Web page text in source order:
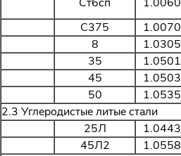
С375
1.0070
8
1.0305
35
1.0501
45
1.0503
50
1.0535
2.3 Углеродистые литые стали
25Л
1.0443
45Л2
1.0558